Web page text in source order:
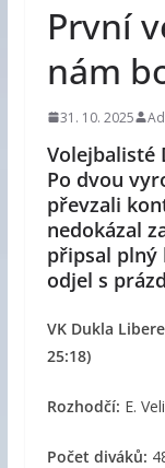
První
nám
31. 10. 2025
Volejbalisté
Po dvou
převzali
nedokázal
připsal plný
odjel s
VK Dukla
25:18)
Rozhodčí: E.
Počet diváků: